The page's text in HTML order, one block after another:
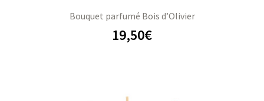
Bouquet parfumé Bois d’Olivier
19,50€